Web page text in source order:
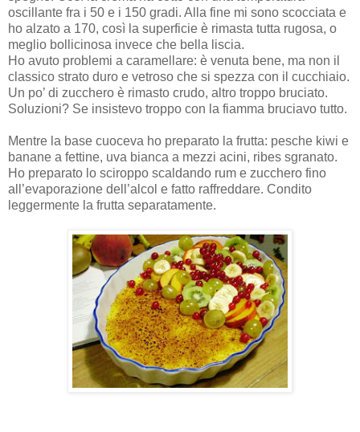
oscillante fra i 50 e i 150 gradi. Alla fine mi sono scocciata e
ho alzato a 170, così la superficie è rimasta tutta rugosa, o
meglio bollicinosa invece che bella liscia.
Ho avuto problemi a caramellare: è venuta bene, ma non il
classico strato duro e vetroso che si spezza con il cucchiaio.
Un po’ di zucchero è rimasto crudo, altro troppo bruciato.
Soluzioni? Se insistevo troppo con la fiamma bruciavo tutto.
Mentre la base cuoceva ho preparato la frutta: pesche kiwi e
banane a fettine, uva bianca a mezzi acini, ribes sgranato.
Ho preparato lo sciroppo scaldando rum e zucchero fino
all’evaporazione dell’alcol e fatto raffreddare. Condito
leggermente la frutta separatamente.